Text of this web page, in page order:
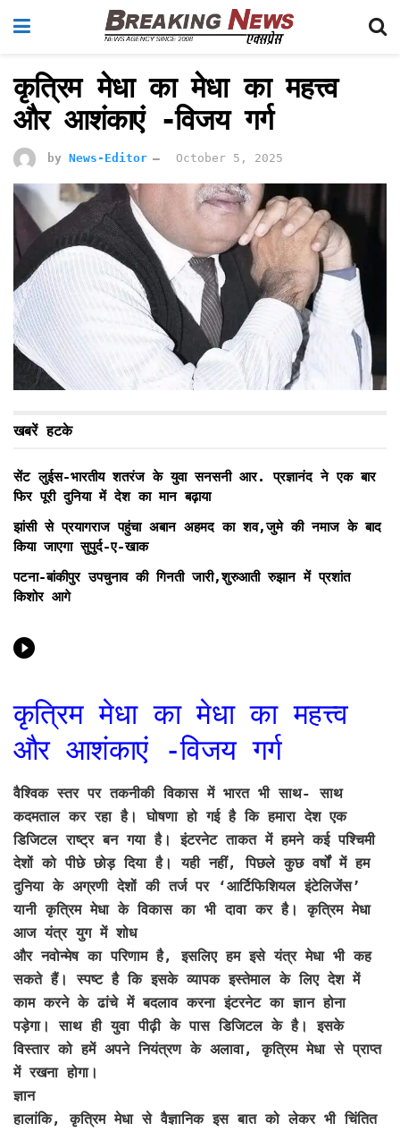
कृत्रिम मेधा का मेधा का महत्त्व
और आशंकाएं -विजय गर्ग
by News-Editor October 5, 2025
खबरें हटके
सेंट लुईस-भारतीय शतरंज के युवा सनसनी आर. प्रज्ञानंद ने एक बार
फिर पूरी दुनिया में देश का मान बढ़ाया
झांसी से प्रयागराज पहुंचा अबान अहमद का शव,जुमे की नमाज के बाद
किया जाएगा सुपुर्द-ए-खाक
पटना-बांकीपुर उपचुनाव की गिनती जारी,शुरुआती रुझान में प्रशांत
किशोर आगे
कृत्रिम मेधा का मेधा का महत्त्व
और आशंकाएं -विजय गर्ग
वैश्विक स्तर पर तकनीकी विकास में भारत भी साथ- साथ
कदमताल कर रहा है। घोषणा हो गई है कि हमारा देश एक
डिजिटल राष्ट्र बन गया है। इंटरनेट ताकत में हमने कई पश्चिमी
देशों को पीछे छोड़ दिया है। यही नहीं, पिछले कुछ वर्षों में हम
दुनिया के अग्रणी देशों की तर्ज पर ‘आर्टिफिशियल इंटेलिजेंस’
यानी कृत्रिम मेधा के विकास का भी दावा कर है। कृत्रिम मेधा
आज यंत्र युग में शोध
और नवोन्मेष का परिणाम है, इसलिए हम इसे यंत्र मेधा भी कह
सकते हैं। स्पष्ट है कि इसके व्यापक इस्तेमाल के लिए देश में
काम करने के ढांचे में बदलाव करना इंटरनेट का ज्ञान होना
पड़ेगा। साथ ही युवा पीढ़ी के पास डिजिटल के है। इसके
विस्तार को हमें अपने नियंत्रण के अलावा, कृत्रिम मेधा से प्राप्त
में रखना होगा।
ज्ञान
हालांकि, कृत्रिम मेधा से वैज्ञानिक इस बात को लेकर भी चिंतित